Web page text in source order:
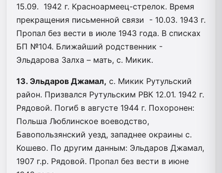
15.09. 1942 г. Красноармеец-стрелок. Время
прекращения письменной связи - 10.03. 1943 г.
Пропал без вести в июле 1943 года. В списках
БП №104. Ближайший родственник -
Эльдарова Залха – мать, с. Микик.
13. Эльдаров Джамал, с. Микик Рутульский
район. Призвался Рутульским РВК 12.01. 1942 г.
Рядовой. Погиб в августе 1944 г. Похоронен:
Польша Люблинское воеводство,
Бавопользянский уезд, западнее окраины с.
Кошево. По другим данным: Эльдаров Джамал,
1907 г.р. Рядовой. Пропал без вести в июне